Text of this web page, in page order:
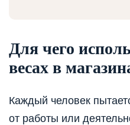
Для чего
весах в
Каждый человек
от работы или